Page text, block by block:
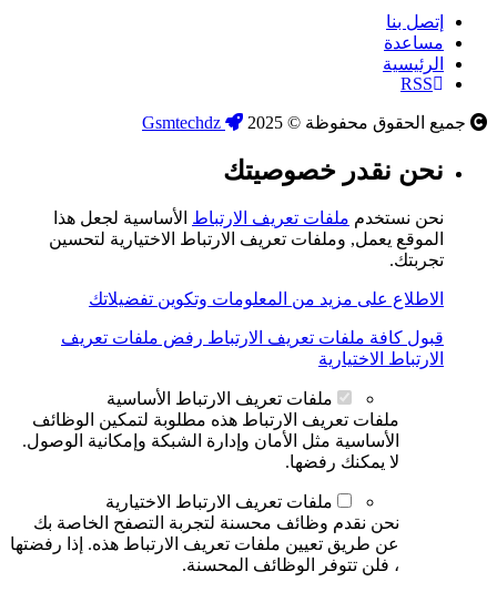
إتصل بنا
مساعدة
الرئيسية
RSS
جميع الحقوق محفوظة © 2025
نحن نقدر خصوصيتك
نحن نستخدم ملفات تعريف الارتباط الأساسية لجعل هذا
الموقع يعمل, وملفات تعريف الارتباط الاختيارية لتحسين
تجربتك.
الاطلاع على مزيد من المعلومات وتكوين تفضيلاتك
قبول كافة ملفات تعريف الارتباط رفض ملفات تعريف
الارتباط الاختيارية
ملفات تعريف الارتباط الأساسية
ملفات تعريف الارتباط هذه مطلوبة لتمكين الوظائف
الأساسية مثل الأمان وإدارة الشبكة وإمكانية الوصول.
لا يمكنك رفضها.
ملفات تعريف الارتباط الاختيارية
نحن نقدم وظائف محسنة لتجربة التصفح الخاصة بك
عن طريق تعيين ملفات تعريف الارتباط هذه. إذا رفضتها
، فلن تتوفر الوظائف المحسنة.